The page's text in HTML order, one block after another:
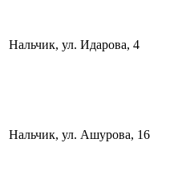
Нальчик, ул. Идарова, 4
Нальчик, ул. Ашурова, 16